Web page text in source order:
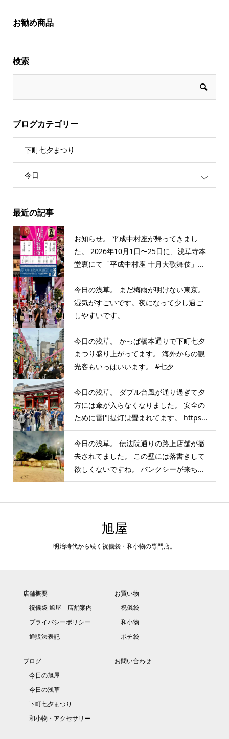
お勧め商品
検索
ブログカテゴリー
下町七夕まつり
今日
最近の記事
お知らせ。 平成中村座が帰ってきまし
た。 2026年10月1日〜25日に、浅草寺本
堂裏にて「平成中村座 十月大歌舞伎」...
今日の浅草。 まだ梅雨が明けない東京。
湿気がすごいです。夜になって少し過ご
しやすいです。
今日の浅草。 かっぱ橋本通りで下町七夕
まつり盛り上がってます。 海外からの観
光客もいっぱいいます。 #七夕
今日の浅草。 ダブル台風が通り過ぎて夕
方には傘が入らなくなりました。 安全の
ために雷門提灯は畳まれてます。 https...
今日の浅草。 伝法院通りの路上店舗が撤
去されてました。 この壁には落書きして
欲しくないですね。 バンクシーが来ち...
旭屋
明治時代から続く祝儀袋・和小物の専門店。
店舗概要
祝儀袋 旭屋 店舗案内
プライバシーポリシー
通販法表記
お買い物
祝儀袋
和小物
ポチ袋
ブログ
今日の旭屋
今日の浅草
下町七夕まつり
和小物・アクセサリー
お問い合わせ